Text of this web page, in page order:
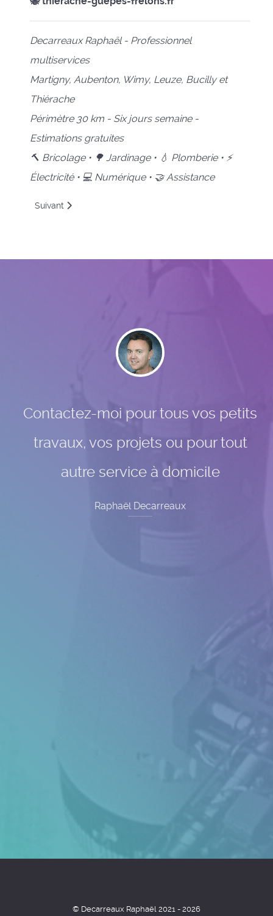
Decarreaux Raphaël - Professionnel
multiservices
Martigny, Aubenton, Wimy, Leuze, Bucilly et
Thiérache
Périmètre 30 km - Six jours semaine -
Estimations gratuites
🔨 Bricolage • 🌳 Jardinage • 💧 Plomberie • ⚡
Électricité • 💻 Numérique • 🤝 Assistance
Article suivant : Prestataire de services à Bucilly
Suivant
Contactez-moi pour tous vos petits
travaux, vos projets ou pour tout
autre service à domicile
Raphaël Decarreaux
© Decarreaux Raphaël 2021 - 2026